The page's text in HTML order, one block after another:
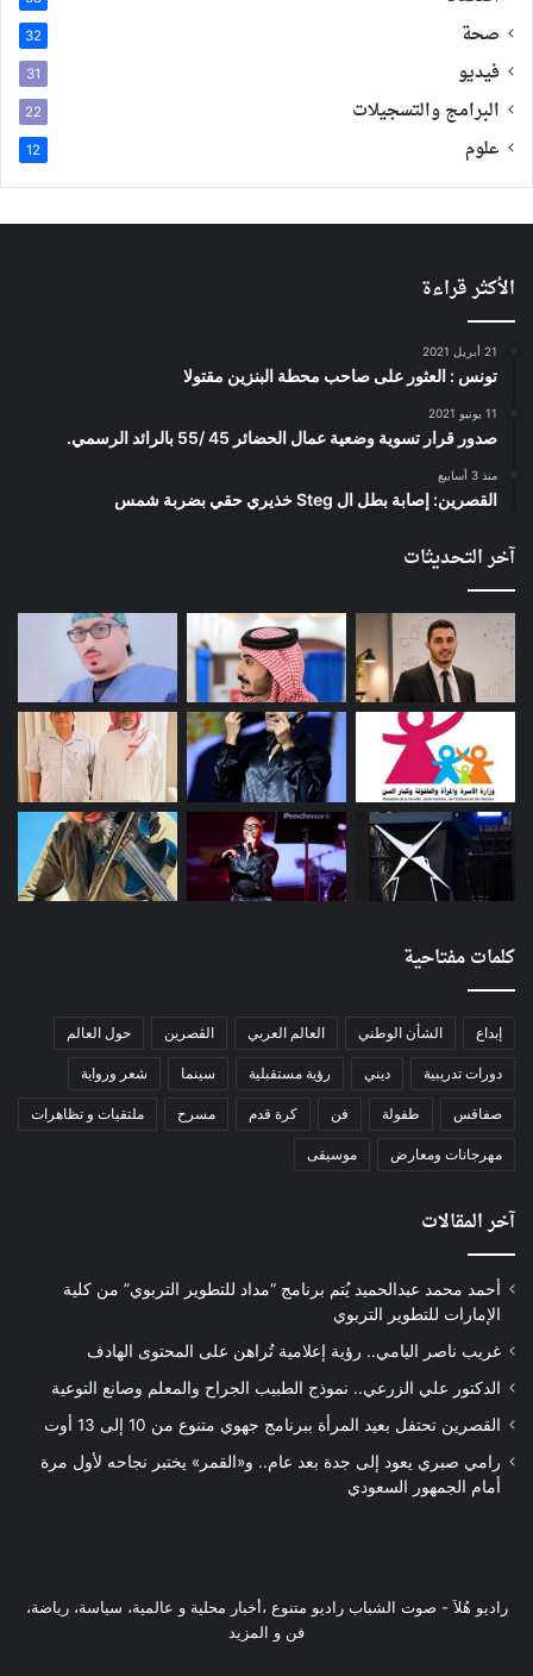
صحة 32
فيديو 31
البرامج والتسجيلات 22
علوم 12
الأكثر قراءة
21 أبريل 2021
تونس : العثور على صاحب محطة البنزين مقتولا
11 يونيو 2021
صدور قرار تسوية وضعية عمال الحضائر 45 /55 بالرائد الرسمي.
منذ 3 أسابيع
القصرين: إصابة بطل ال Steg خذيري حقي بضربة شمس
آخر التحديثات
كلمات مفتاحية
إبداع الشأن الوطني العالم العربي الڨصرين حول العالم
دورات تدريبية ديني رؤية مستقبلية سينما شعر ورواية
صفاقس طفولة فن كرة قدم مسرح ملتقيات و تظاهرات
مهرجانات ومعارض موسيقى
آخر المقالات
أحمد محمد عبدالحميد يُتم برنامج “مداد للتطوير التربوي” من كلية
الإمارات للتطوير التربوي
غريب ناصر اليامي.. رؤية إعلامية تُراهن على المحتوى الهادف
الدكتور علي الزرعي.. نموذج الطبيب الجراح والمعلم وصانع التوعية
القصرين تحتفل بعيد المرأة ببرنامج جهوي متنوع من 10 إلى 13 أوت
رامي صبري يعود إلى جدة بعد عام.. و«القمر» يختبر نجاحه لأول مرة
أمام الجمهور السعودي
راديو هُلاَ‎ - صوت الشباب راديو متنوع ،أخبار محلية و عالمية، سياسة، رياضة،
فن و المزيد